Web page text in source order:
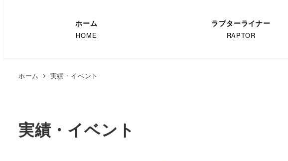
ホーム
HOME
ラプターライナー
RAPTOR
ホーム 実績・イベント
実績・イベント